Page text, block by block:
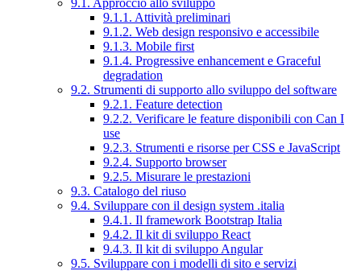
9.1. Approccio allo sviluppo
9.1.1. Attività preliminari
9.1.2. Web design responsivo e accessibile
9.1.3. Mobile first
9.1.4. Progressive enhancement e Graceful
degradation
9.2. Strumenti di supporto allo sviluppo del software
9.2.1. Feature detection
9.2.2. Verificare le feature disponibili con Can I
use
9.2.3. Strumenti e risorse per CSS e JavaScript
9.2.4. Supporto browser
9.2.5. Misurare le prestazioni
9.3. Catalogo del riuso
9.4. Sviluppare con il design system .italia
9.4.1. Il framework Bootstrap Italia
9.4.2. Il kit di sviluppo React
9.4.3. Il kit di sviluppo Angular
9.5. Sviluppare con i modelli di sito e servizi